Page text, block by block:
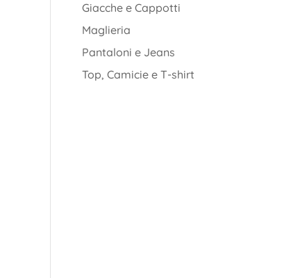
Giacche e Cappotti
Maglieria
Pantaloni e Jeans
Top, Camicie e T-shirt